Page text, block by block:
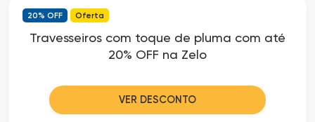
20% OFF Oferta
Travesseiros com toque de pluma com até
20% OFF na Zelo
VER DESCONTO